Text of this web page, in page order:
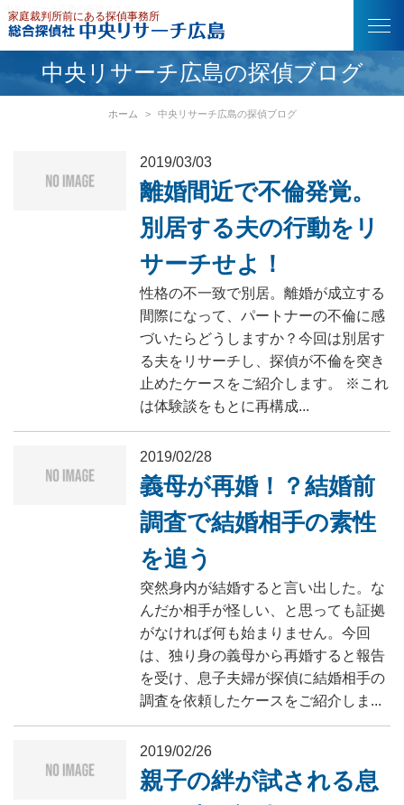
中央リサーチ広島の探偵ブログ
ホーム 中央リサーチ広島の探偵ブログ
2019/03/03
離婚間近で不倫発覚。
別居する夫の行動をリ
サーチせよ！
性格の不一致で別居。離婚が成立する
間際になって、パートナーの不倫に感
づいたらどうしますか？今回は別居す
る夫をリサーチし、探偵が不倫を突き
止めたケースをご紹介します。 ※これ
は体験談をもとに再構成...
2019/02/28
義母が再婚！？結婚前
調査で結婚相手の素性
を追う
突然身内が結婚すると言い出した。な
んだか相手が怪しい、と思っても証拠
がなければ何も始まりません。今回
は、独り身の義母から再婚すると報告
を受け、息子夫婦が探偵に結婚相手の
調査を依頼したケースをご紹介しま...
2019/02/26
親子の絆が試される息